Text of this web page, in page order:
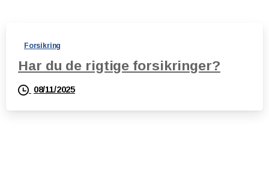
Forsikring
Har du de rigtige forsikringer?
08/11/2025